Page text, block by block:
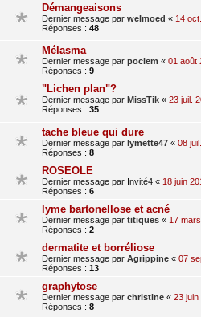
Démangeaisons
Dernier message par welmoed « 14
Réponses : 48
Mélasma
Dernier message par poclem « 01 août
Réponses : 9
"Lichen plan"?
Dernier message par MissTik « 23 juil.
Réponses : 35
tache bleue qui dure
Dernier message par lymette47 « 08
Réponses : 8
ROSEOLE
Dernier message par Invité4 « 18 juin
Réponses : 6
lyme bartonellose et acné
Dernier message par titiques « 17
Réponses : 2
dermatite et borréliose
Dernier message par Agrippine « 07
Réponses : 13
graphytose
Dernier message par christine « 23 juin
Réponses : 8